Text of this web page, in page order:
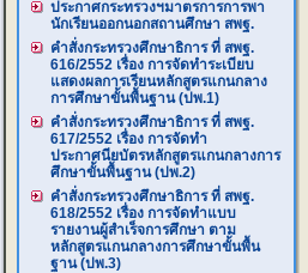
ประกาศกระทรวงฯมาตรการการพา
นักเรียนออกนอกสถานศึกษา สพฐ.
คำสั่งกระทรวงศึกษาธิการ ที่ สพฐ.
616/2552 เรื่อง การจัดทำระเบียบ
แสดงผลการเรียนหลักสูตรแกนกลาง
การศึกษาขั้นพื้นฐาน (ปพ.1)
คำสั่งกระทรวงศึกษาธิการ ที่ สพฐ.
617/2552 เรื่อง การจัดทำ
ประกาศนียบัตรหลักสูตรแกนกลางการ
ศึกษาขั้นพื้นฐาน (ปพ.2)
คำสั่งกระทรวงศึกษาธิการ ที่ สพฐ.
618/2552 เรื่อง การจัดทำแบบ
รายงานผู้สำเร็จการศึกษา ตาม
หลักสูตรแกนกลางการศึกษาขั้นพื้น
ฐาน (ปพ.3)